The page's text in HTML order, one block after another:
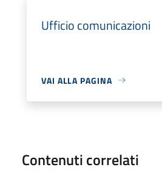
Ufficio comunicazioni
VAI ALLA PAGINA
Contenuti correlati